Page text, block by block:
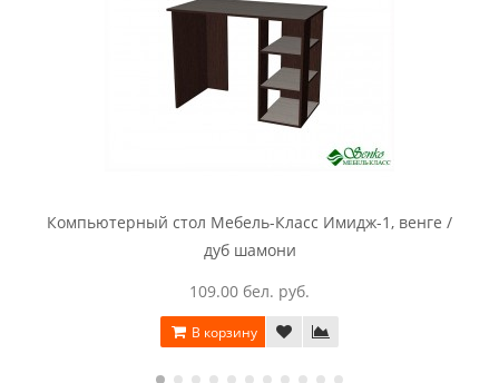
Компьютерный стол Мебель-Класс Имидж-1, венге /
дуб шамони
109.00 бел. руб.
В корзину